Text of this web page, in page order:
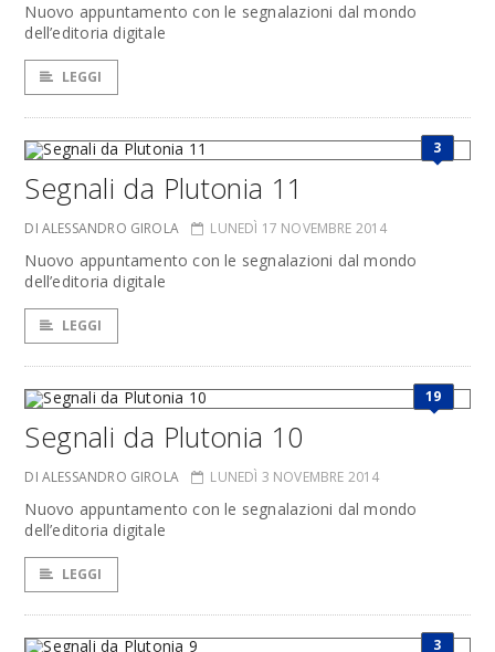
Nuovo appuntamento con le segnalazioni dal mondo
dell’editoria digitale
LEGGI
3
Segnali da Plutonia 11
DI ALESSANDRO GIROLA LUNEDÌ 17 NOVEMBRE 2014
Nuovo appuntamento con le segnalazioni dal mondo
dell’editoria digitale
LEGGI
19
Segnali da Plutonia 10
DI ALESSANDRO GIROLA LUNEDÌ 3 NOVEMBRE 2014
Nuovo appuntamento con le segnalazioni dal mondo
dell’editoria digitale
LEGGI
3